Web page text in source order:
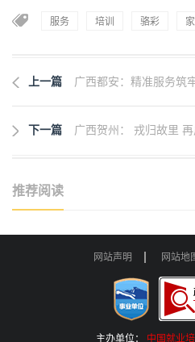
服务 培训 骆彩
上一篇 广西都安：精准服务筑
下一篇 广西贺州： 戎归故里
推荐阅读
网站声明 网站地
主办单位： 中国就业